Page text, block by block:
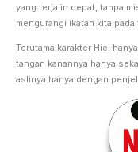
yang terjalin cepat, tanpa
mengurangi ikatan kita
Terutama karakter Hiei
tangan kanannya hanya
aslinya hanya dengan